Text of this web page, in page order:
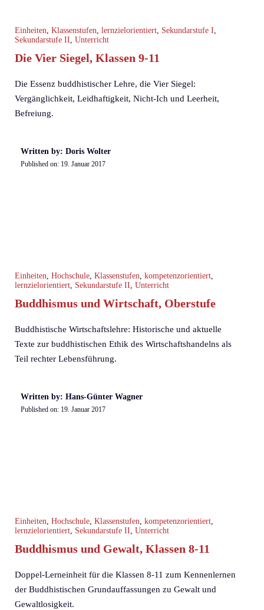
Einheiten, Klassenstufen, lernzielorientiert, Sekundarstufe I,
Sekundarstufe II, Unterricht
Die Vier Siegel, Klassen 9-11
Die Essenz buddhistischer Lehre, die Vier Siegel:
Vergänglichkeit, Leidhaftigkeit, Nicht-Ich und Leerheit,
Befreiung.
Written by: Doris Wolter
Published on: 19. Januar 2017
Einheiten, Hochschule, Klassenstufen, kompetenzorientiert,
lernzielorientiert, Sekundarstufe II, Unterricht
Buddhismus und Wirtschaft, Oberstufe
Buddhistische Wirtschaftslehre: Historische und aktuelle
Texte zur buddhistischen Ethik des Wirtschaftshandelns als
Teil rechter Lebensführung.
Written by: Hans-Günter Wagner
Published on: 19. Januar 2017
Einheiten, Hochschule, Klassenstufen, kompetenzorientiert,
lernzielorientiert, Sekundarstufe II, Unterricht
Buddhismus und Gewalt, Klassen 8-11
Doppel-Lerneinheit für die Klassen 8-11 zum Kennenlernen
der Buddhistischen Grundauffassungen zu Gewalt und
Gewaltlosigkeit.